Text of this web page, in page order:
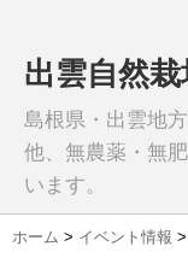
出雲自然
島根県・出雲地
他、無農薬・無
います。
ホーム > イベント情報 >